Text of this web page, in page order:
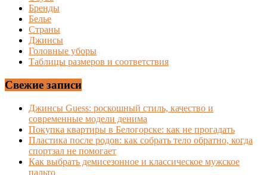
Бренды
Белье
Страны
Джинсы
Головные уборы
Таблицы размеров и соответствия
Свежие записи
Джинсы Guess: роскошный стиль, качество и
современные модели денима
Покупка квартиры в Белогорске: как не прогадать
Пластика после родов: как собрать тело обратно, когда
спортзал не помогает
Как выбрать демисезонное и классическое мужское
пальто